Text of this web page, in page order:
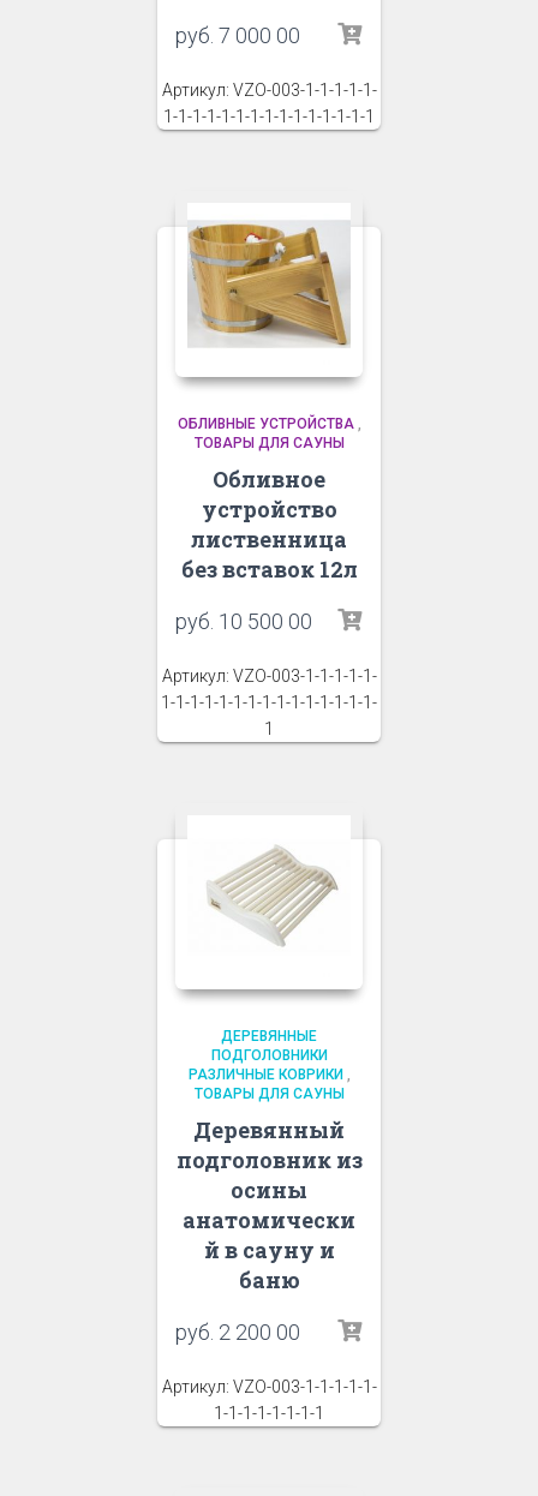
руб. 7 000 00
Артикул: VZO-003-1-1-1-1-1-
1-1-1-1-1-1-1-1-1-1-1-1-1-1-1
ОБЛИВНЫЕ УСТРОЙСТВА,
ТОВАРЫ ДЛЯ САУНЫ
Обливное
устройство
лиственница
без вставок 12л
руб. 10 500 00
Артикул: VZO-003-1-1-1-1-1-
1-1-1-1-1-1-1-1-1-1-1-1-1-1-1-
1
ДЕРЕВЯННЫЕ
ПОДГОЛОВНИКИ
РАЗЛИЧНЫЕ КОВРИКИ ,
ТОВАРЫ ДЛЯ САУНЫ
Деревянный
подголовник из
осины
анатомически
й в сауну и
баню
руб. 2 200 00
Артикул: VZO-003-1-1-1-1-1-
1-1-1-1-1-1-1-1